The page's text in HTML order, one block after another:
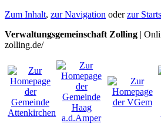
Zum Inhalt, zur Navigation oderzur
Verwaltungsgemeinschaft Zolling |
zolling.de/